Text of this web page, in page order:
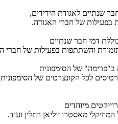
דמי חבר שנתיים
לכל הקונצרטים של הסימפונית
מיוחדים
מאסטרו יוליאן רחלין ועוד.